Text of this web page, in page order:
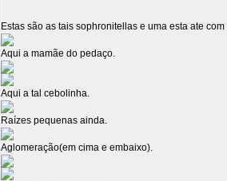
Estas são as tais sophronitellas e uma esta ate
Aqui a mamãe do pedaço.
Aqui a tal cebolinha.
Raízes pequenas ainda.
Aglomeração(em cima e embaixo).